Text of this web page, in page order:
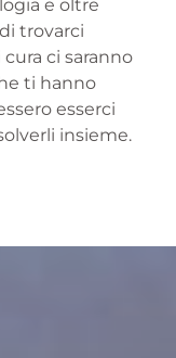
e oltre
trovarci
ci saranno
ti hanno
esserci
insieme.